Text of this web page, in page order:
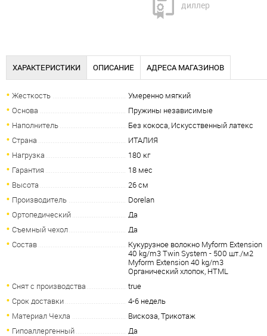
диллер
ХАРАКТЕРИСТИКИ ОПИСАНИЕ АДРЕСА МАГАЗИНОВ
Жесткость
Умеренно мягкий
Основа
Пружины независимые
Наполнитель
Без кокоса, Искусственный латекс
Страна
ИТАЛИЯ
Нагрузка
180 кг
Гарантия
18 мес
Высота
26 см
Производитель
Dorelan
Ортопедический
Да
Съемный чехол
Да
Состав
Кукурузное волокно Myform Extension
40 kg/m3 Twin System - 500 шт./м2
Myform Extension 40 kg/m3
Органический хлопок, HTML
Снят с производства
true
Срок доставки
4-6 недель
Материал Чехла
Вискоза, Трикотаж
Гипоаллергенный
Да